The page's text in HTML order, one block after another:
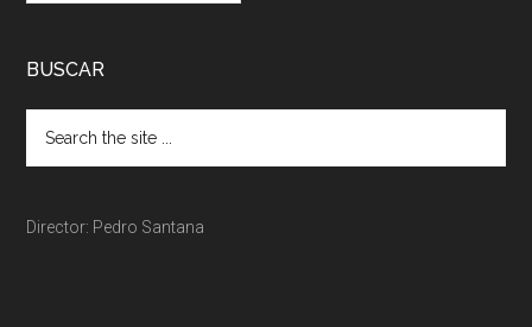
BUSCAR
Director: Pedro Santana